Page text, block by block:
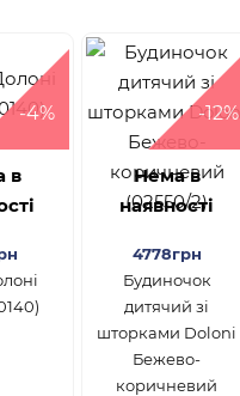
-4%
в
-12%
Нема в
наявності
4778грн
Будиночок
дитячий зі
шторками Doloni
Бежево-
коричневий